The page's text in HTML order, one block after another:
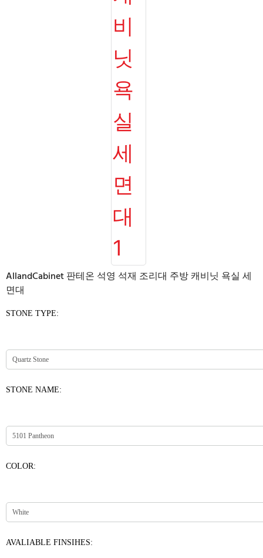
AllandCabinet 판테온 석영 석재 조리대 주방 캐비닛 욕실 세
면대
STONE TYPE:
STONE NAME:
COLOR:
AVALIABLE FINSIHES: